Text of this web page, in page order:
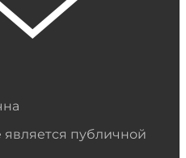
публичной